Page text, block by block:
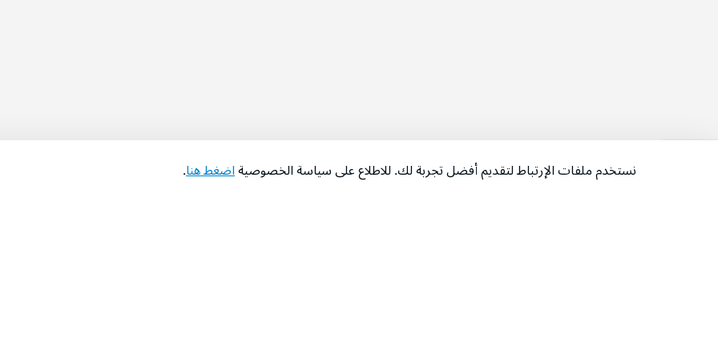
نستخدم ملفات الإرتباط لتقديم أفضل تجربة لك. للاطلاع على سياسة الخصوصيةاضغط هنا.